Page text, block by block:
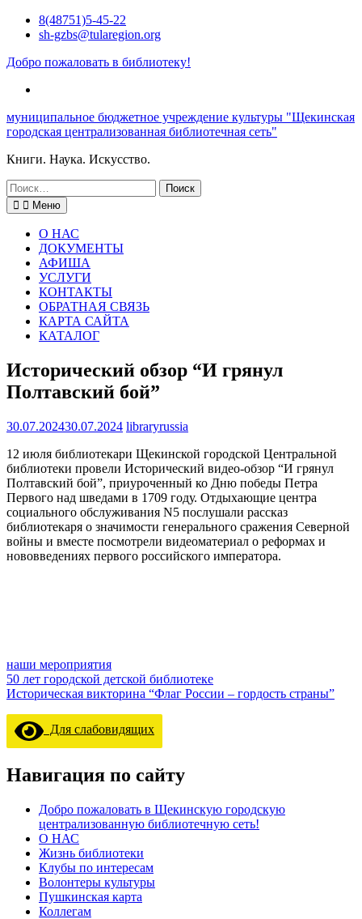
Перейти8(48751)5-45-22
sh-gzbs@tularegion.org
Добро пожаловать в библиотеку!
муниципальное бюджетное учреждение культуры "Щекинская
городская централизованная библиотечная сеть"
Книги. Наука. Искусство.
Искать:
Меню
О НАС
ДОКУМЕНТЫ
АФИША
УСЛУГИ
КОНТАКТЫ
ОБРАТНАЯ СВЯЗЬ
КАРТА САЙТА
КАТАЛОГ
Исторический обзор “И грянул
Полтавский бой”
30.07.202430.07.2024 libraryrussia
12 июля библиотекари Щекинской городской Центральной
библиотеки провели Исторический видео-обзор “И грянул
Полтавский бой”, приуроченный ко Дню победы Петра
Первого над шведами в 1709 году. Отдыхающие центра
социального обслуживания N5 послушали рассказ
библиотекаря о значимости генерального сражения Северной
войны и вместе посмотрели видеоматериал о реформах и
нововведениях первого российского императора.
наши мероприятия
Навигация
по
записям
50 лет городской детской библиотеке
Историческая викторина “Флаг России – гордость страны”
Для слабовидящих
Навигация по сайту
Добро пожаловать в Щекинскую городскую
централизованную библиотечную сеть!
О НАС
Жизнь библиотеки
Клубы по интересам
Волонтеры культуры
Пушкинская карта
Коллегам